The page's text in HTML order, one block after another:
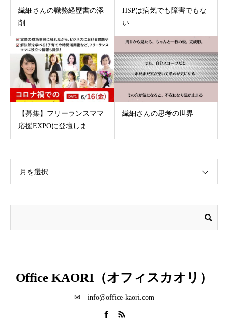
繊細さんの職務経歴書の添
削
HSPは病気でも障害でもな
い
【募集】フリーランスママ
応援EXPOに登壇しま...
繊細さんの思考の世界
月を選択
Office KAORI（オフィスカオリ）
✉ info@office-kaori.com